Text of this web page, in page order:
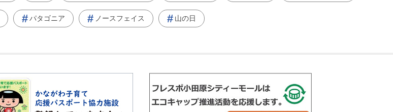
パタゴニア ノースフェイス 山の日